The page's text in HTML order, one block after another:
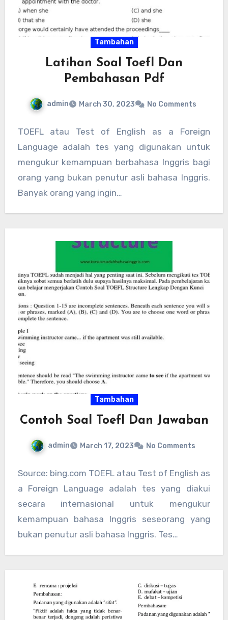
Tambahan
Latihan Soal Toefl Dan
Pembahasan Pdf
admin March 30, 2023 No Comments
TOEFL atau Test of English as a Foreign
Language adalah tes yang digunakan untuk
mengukur kemampuan berbahasa Inggris bagi
orang yang bukan penutur asli bahasa Inggris.
Banyak orang yang ingin…
Tambahan
Contoh Soal Toefl Dan Jawaban
admin March 17, 2023 No Comments
Source: bing.com TOEFL atau Test of English as
a Foreign Language adalah tes yang diakui
secara internasional untuk mengukur
kemampuan bahasa Inggris seseorang yang
bukan penutur asli bahasa Inggris. Tes…